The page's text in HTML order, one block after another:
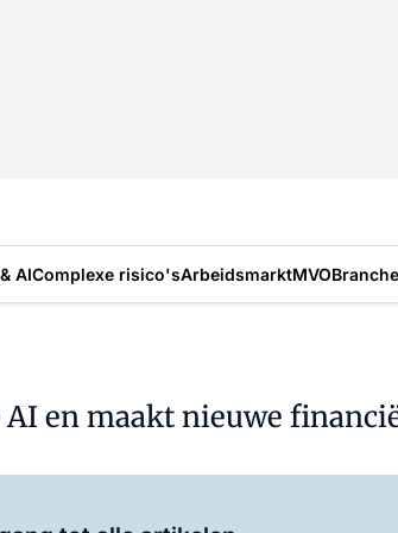
AIComplexe risico'sArbeidsmarktMVOBranche
en maakt nieuwe